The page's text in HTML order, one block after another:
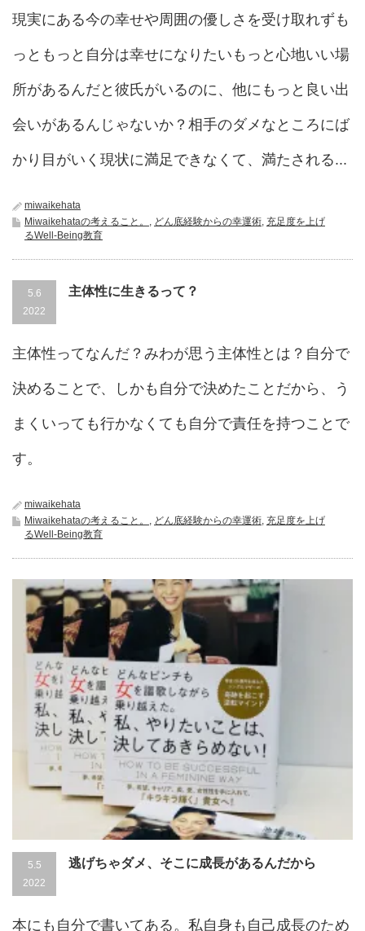
現実にある今の幸せや周囲の優しさを受け取れずも
っともっと自分は幸せになりたいもっと心地いい場
所があるんだと彼氏がいるのに、他にもっと良い出
会いがあるんじゃないか？相手のダメなところにば
かり目がいく現状に満足できなくて、満たされる...
miwaikehata
Miwaikehataの考えること。
どん底経験からの幸運術 充足度を上げ
るWell-Being教育
5.6
2022
主体性に生きるって？
主体性ってなんだ？みわが思う主体性とは？自分で
決めることで、しかも自分で決めたことだから、う
まくいっても行かなくても自分で責任を持つことで
す。
miwaikehata
Miwaikehataの考えること。
どん底経験からの幸運術 充足度を上げ
るWell-Being教育
5.5
2022
逃げちゃダメ、そこに成長があるんだから
本にも自分で書いてある。私自身も自己成長のため